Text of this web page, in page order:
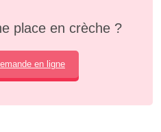
place en crèche ?
en ligne